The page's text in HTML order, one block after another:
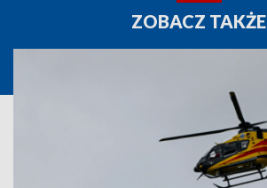
ZOBACZ TAKŻE